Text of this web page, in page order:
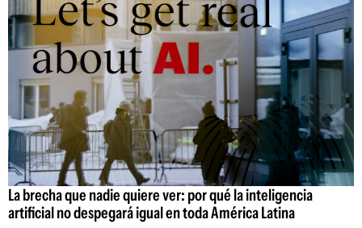
La brecha que nadie quiere ver: por qué la inteligencia
artificial no despegará igual en toda América Latina